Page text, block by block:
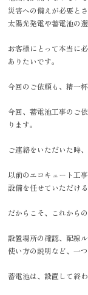
災害への備えが必要とさ
太陽光発電や蓄電池の
お客様にとって本当に
ありたいです。
今回のご依頼も、精一
今回、蓄電池工事のご
ります。
ご連絡をいただいた時
以前のエコキュート工
設備を任せていただけ
だからこそ、これから
設置場所の確認、配線
使い方の説明など、一
蓄電池は、設置して終